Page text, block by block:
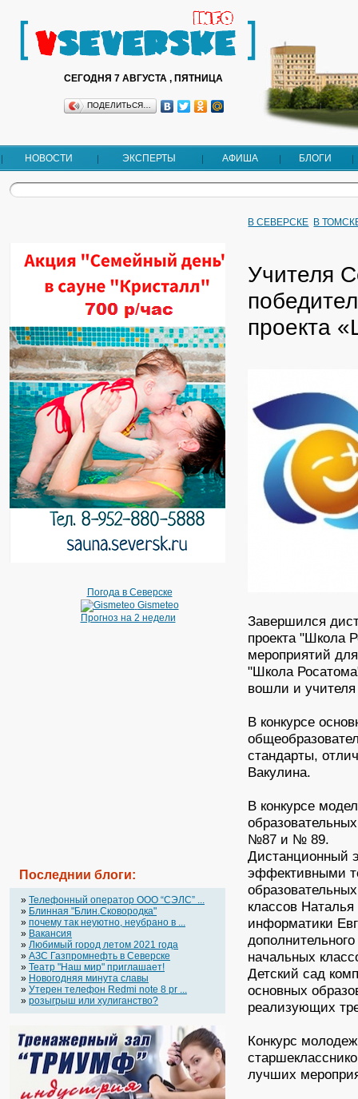
СЕГОДНЯ 7 АВГУСТА , ПЯТНИЦА
ПОДЕЛИТЬСЯ…
НОВОСТИ ЭКСПЕРТЫ АФИША БЛОГИ
Погода в Северске
Gismeteo
Прогноз на 2 недели
Последнии блоги:
» Телефонный оператор OOO “СЭЛС” ...
» Блинная "Блин.Сковородка"
» почему так неуютно, неубрано в ...
» Вакансия
» Любимый город летом 2021 года
» АЗС Газпромнефть в Северске
» Театр "Наш мир" приглашает!
» Новогодняя минута славы
» Утерен телефон Redmi note 8 pr ...
» розыгрыш или хулиганство?
В СЕВЕРСКЕ В
Учителя
проекта
Завершился
проекта "Школа
мероприятий
"Школа
вошли и
В конкурсе
стандарты,
Вакулина.
В конкурсе
№87 и № 89.
Дистанционный
эффективными
классов
информатики
начальных
Детский сад
основных
реализующих
Конкурс
лучших